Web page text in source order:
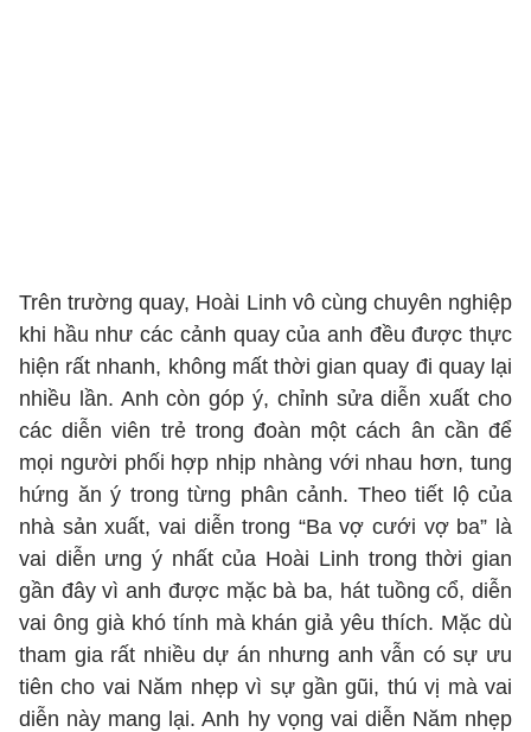
Trên trường quay, Hoài Linh vô cùng chuyên nghiệp
khi hầu như các cảnh quay của anh đều được thực
hiện rất nhanh, không mất thời gian quay đi quay lại
nhiều lần. Anh còn góp ý, chỉnh sửa diễn xuất cho
các diễn viên trẻ trong đoàn một cách ân cần để
mọi người phối hợp nhịp nhàng với nhau hơn, tung
hứng ăn ý trong từng phân cảnh. Theo tiết lộ của
nhà sản xuất, vai diễn trong “Ba vợ cưới vợ ba” là
vai diễn ưng ý nhất của Hoài Linh trong thời gian
gần đây vì anh được mặc bà ba, hát tuồng cổ, diễn
vai ông già khó tính mà khán giả yêu thích. Mặc dù
tham gia rất nhiều dự án nhưng anh vẫn có sự ưu
tiên cho vai Năm nhẹp vì sự gần gũi, thú vị mà vai
diễn này mang lại. Anh hy vọng vai diễn Năm nhẹp